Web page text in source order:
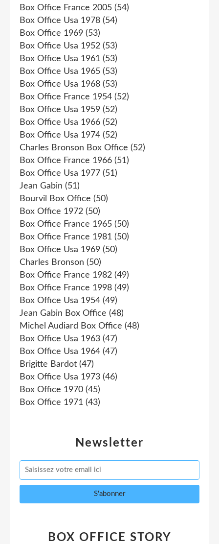
Newsletter
Box Office France 2005 (54)
Box Office Usa 1978 (54)
Box Office 1969 (53)
Box Office Usa 1952 (53)
Box Office Usa 1961 (53)
Box Office Usa 1965 (53)
Box Office Usa 1968 (53)
Box Office France 1954 (52)
Box Office Usa 1959 (52)
Box Office Usa 1966 (52)
Box Office Usa 1974 (52)
Charles Bronson Box Office (52)
Box Office France 1966 (51)
Box Office Usa 1977 (51)
Jean Gabin (51)
Bourvil Box Office (50)
Box Office 1972 (50)
Box Office France 1965 (50)
Box Office France 1981 (50)
Box Office Usa 1969 (50)
Charles Bronson (50)
Box Office France 1982 (49)
Box Office France 1998 (49)
Box Office Usa 1954 (49)
Jean Gabin Box Office (48)
Michel Audiard Box Office (48)
Box Office Usa 1963 (47)
Box Office Usa 1964 (47)
Brigitte Bardot (47)
Box Office Usa 1973 (46)
Box Office 1970 (45)
Box Office 1971 (43)
BOX OFFICE STORY